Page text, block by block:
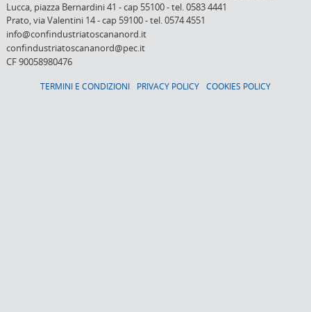
Lucca, piazza Bernardini 41 -cap 55100-tel. 0583 4441
Prato,via Valentini 14-cap 59100-tel. 0574 4551
info@confindustriatoscananord.it
confindustriatoscananord@pec.it
CF 90058980476
TERMINI E CONDIZIONI PRIVACY POLICY COOKIES POLICY